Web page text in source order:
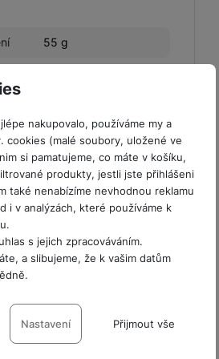
nakupovalo, používáme my a
cookies (malé soubory, uložené ve
si pamatujeme, co máte v košíku,
produkty, jestli jste přihlášeni
také nenabízíme nevhodnou reklamu
i v analýzách, které používáme k
s jejich zpracováváním.
a slibujeme, že k vašim datům
s kategoriemi
Nastavení Přijmout vše
55 g
1 CM